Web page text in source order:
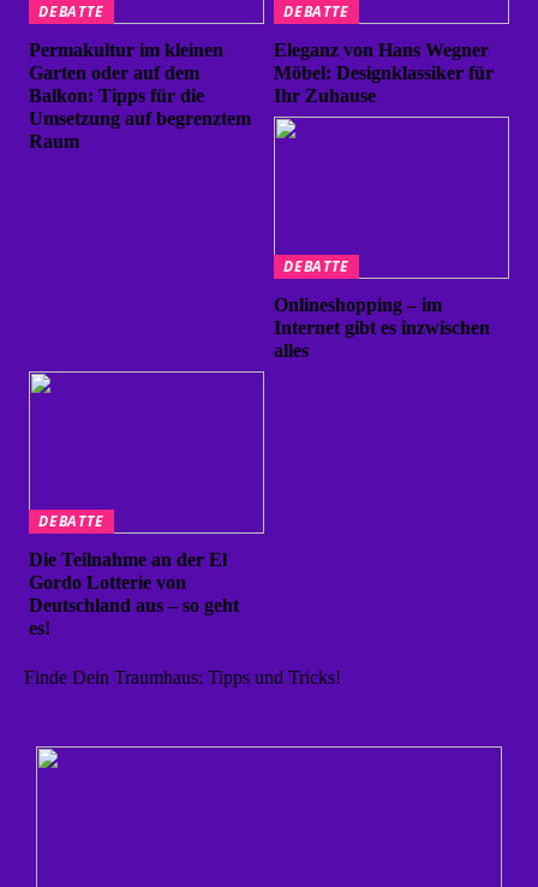
DEBATTE
Permakultur im kleinen
Garten oder auf dem
Balkon: Tipps für die
Umsetzung auf begrenztem
Raum
DEBATTE
Eleganz von Hans Wegner
Möbel: Designklassiker für
Ihr Zuhause
DEBATTE
Onlineshopping – im
Internet gibt es inzwischen
alles
DEBATTE
Die Teilnahme an der El
Gordo Lotterie von
Deutschland aus – so geht
es!
Finde Dein Traumhaus: Tipps und Tricks!